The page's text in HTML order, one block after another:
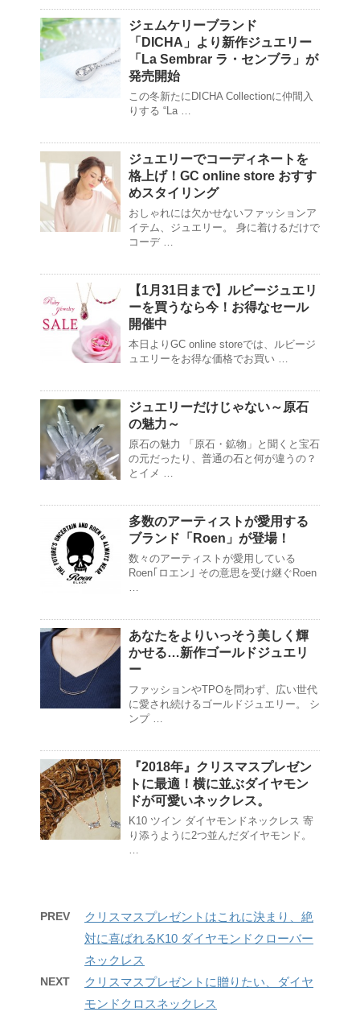
ジェムケリーブランド
「DICHA」より新作ジュエリー
「La Sembrar ラ・センブラ」が
発売開始
この冬新たにDICHA Collectionに仲間入
りする “La …
ジュエリーでコーディネートを
格上げ！GC online store おすす
めスタイリング
おしゃれには欠かせないファッションア
イテム、ジュエリー。 身に着けるだけで
コーデ …
【1月31日まで】ルビージュエリ
ーを買うなら今！お得なセール
開催中
本日よりGC online storeでは、ルビージ
ュエリーをお得な価格でお買い …
ジュエリーだけじゃない～原石
の魅力～
原石の魅力 「原石・鉱物」と聞くと宝石
の元だったり、普通の石と何が違うの？
とイメ …
多数のアーティストが愛用する
ブランド「Roen」が登場！
数々のアーティストが愛用している
Roen｢ロエン｣ その意思を受け継ぐRoen
…
あなたをよりいっそう美しく輝
かせる…新作ゴールドジュエリ
ー
ファッションやTPOを問わず、広い世代
に愛され続けるゴールドジュエリー。 シ
ンプ …
『2018年』クリスマスプレゼン
トに最適！横に並ぶダイヤモン
ドが可愛いネックレス。
K10 ツイン ダイヤモンドネックレス 寄
り添うように2つ並んだダイヤモンド。
…
PREV
クリスマスプレゼントはこれに決まり、絶
対に喜ばれるK10 ダイヤモンドクローバー
ネックレス
NEXT
クリスマスプレゼントに贈りたい、ダイヤ
モンドクロスネックレス